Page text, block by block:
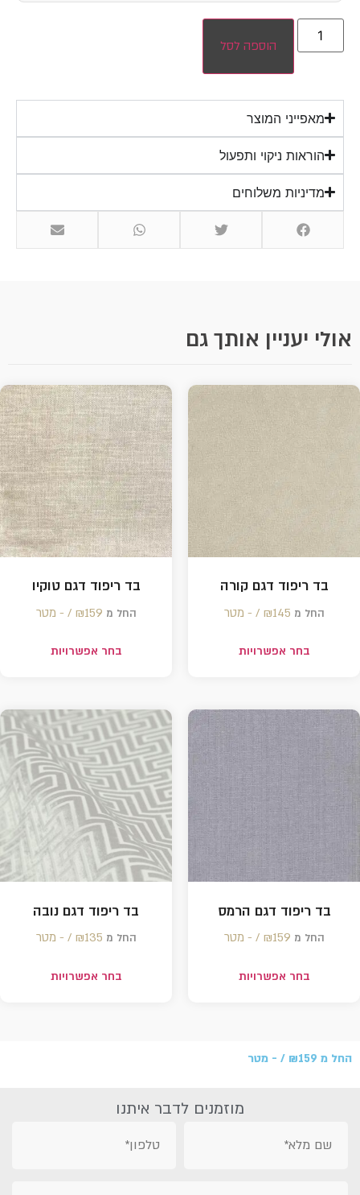
הוספה לסל
מאפייני המוצר
הוראות ניקוי ותפעול
מדיניות משלוחים
אולי יעניין אותך גם
בד ריפוד דגם קורה
החל מ ₪145 /‏‏‎ ‎- מטר
בחר אפשרויות
בד ריפוד דגם טוקיו
החל מ ₪159 /‏‏‎ ‎- מטר
בחר אפשרויות
בד ריפוד דגם הרמס
החל מ ₪159 /‏‏‎ ‎- מטר
בחר אפשרויות
בד ריפוד דגם נובה
החל מ ₪135 /‏‏‎ ‎- מטר
בחר אפשרויות
החל מ ₪159 /‏‏‎ ‎- מטר
מוזמנים לדבר איתנו